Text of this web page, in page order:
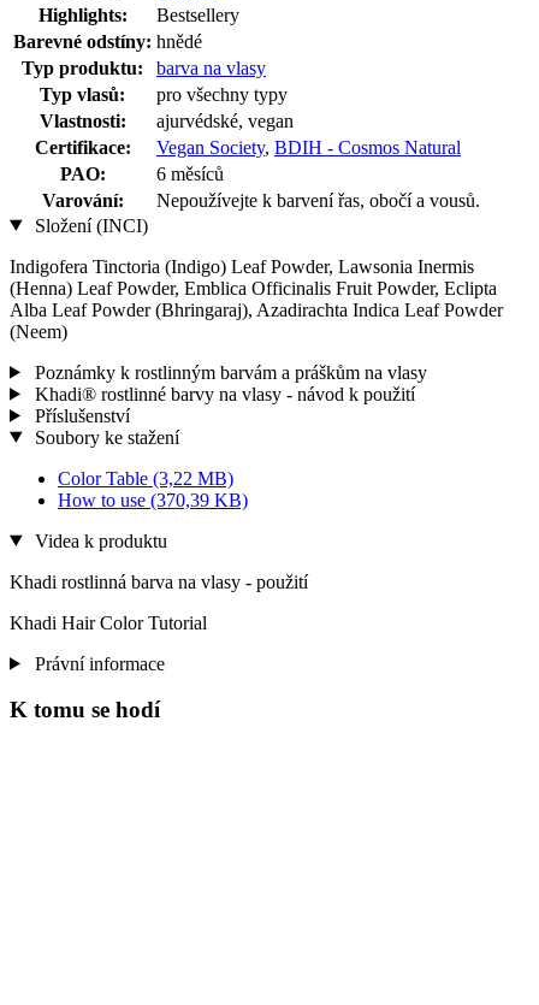
Highlights:
Bestsellery
Barevné odstíny: hnědé
Typ produktu:
barva na vlasy
Typ vlasů:
pro všechny typy
Vlastnosti:
ajurvédské, vegan
Certifikace:
Vegan Society, BDIH - Cosmos Natural
PAO:
6 měsíců
Varování:
Nepoužívejte k barvení řas, obočí a vousů.
Složení (INCI)
Indigofera Tinctoria (Indigo) Leaf Powder, Lawsonia Inermis
(Henna) Leaf Powder, Emblica Officinalis Fruit Powder, Eclipta
Alba Leaf Powder (Bhringaraj), Azadirachta Indica Leaf Powder
(Neem)
Poznámky k rostlinným barvám a práškům na vlasy
Khadi® rostlinné barvy na vlasy - návod k použití
Příslušenství
Soubory ke stažení
Color Table (3,22 MB)
How to use (370,39 KB)
Videa k produktu
Khadi rostlinná barva na vlasy - použití
Khadi Hair Color Tutorial
Právní informace
K tomu se hodí